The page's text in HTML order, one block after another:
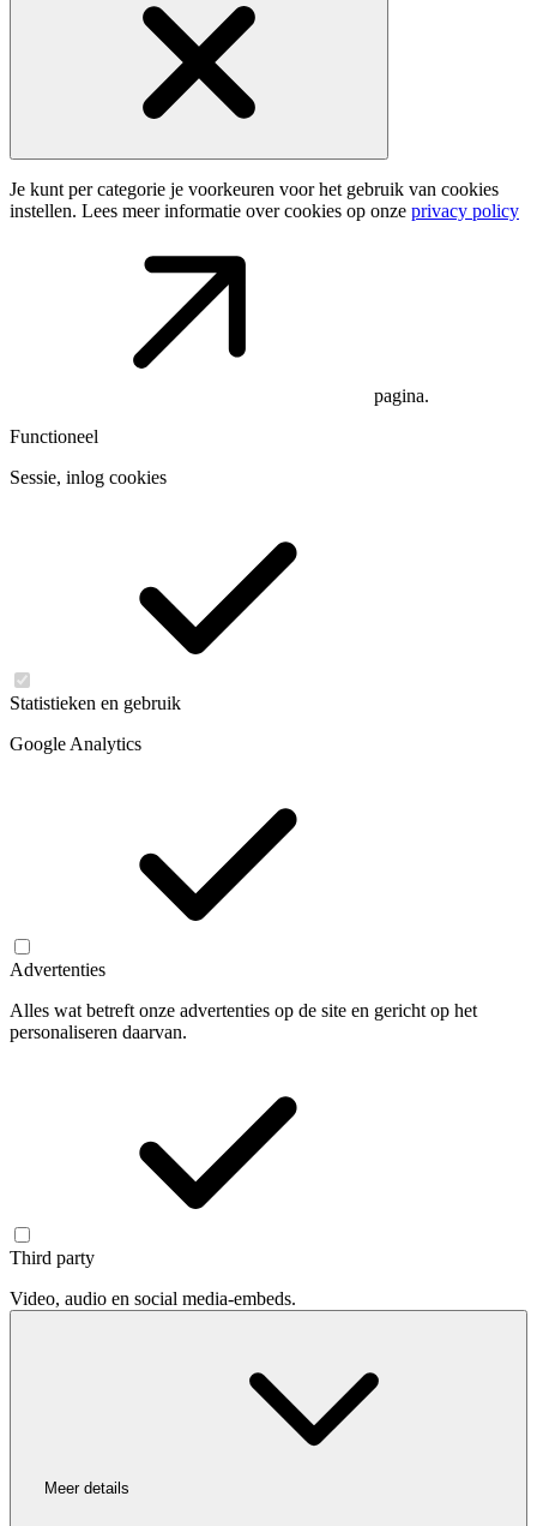
Je kunt per categorie je voorkeuren voor het gebruik van cookies
instellen. Lees meer informatie over cookies op onze privacy policy
pagina.
Functioneel
Sessie, inlog cookies
Statistieken en gebruik
Google Analytics
Advertenties
Alles wat betreft onze advertenties op de site en gericht op het
personaliseren daarvan.
Third party
Video, audio en social media-embeds.
Meer details